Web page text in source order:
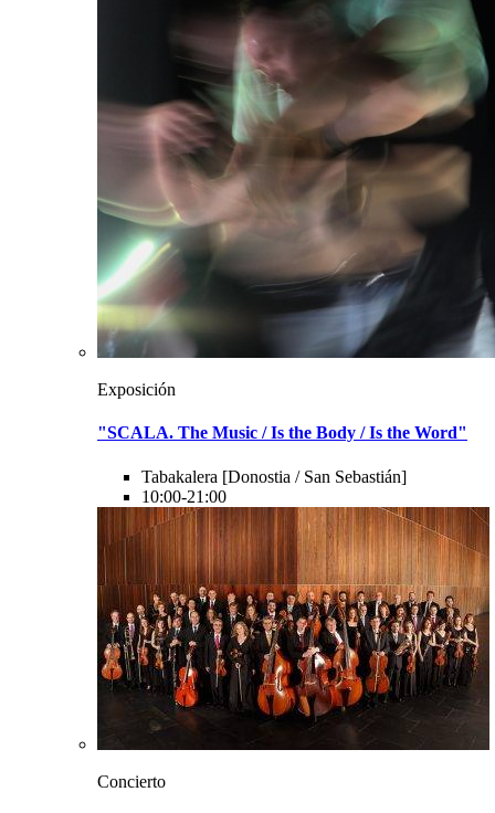
Exposición
"SCALA. The Music / Is the Body / Is the Word"
Tabakalera [Donostia / San Sebastián]
10:00-21:00
Concierto